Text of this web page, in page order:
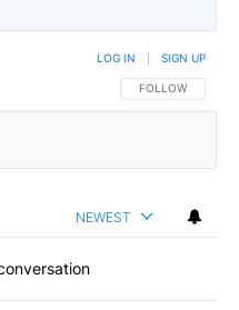
FOLLOW THIS
FOLLOW
LOG IN SIGN UP
NEWEST